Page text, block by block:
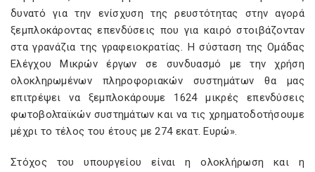
δυνατό για την ενίσχυση της ρευστότητας στην αγορά
ξεμπλοκάροντας επενδύσεις που για καιρό στοιβάζονταν
στα γρανάζια της γραφειοκρατίας. Η σύσταση της Ομάδας
Ελέγχου Μικρών έργων σε συνδυασμό με την χρήση
ολοκληρωμένων πληροφοριακών συστημάτων θα μας
επιτρέψει να ξεμπλοκάρουμε 1624 μικρές επενδύσεις
φωτοβολταϊκών συστημάτων και να τις χρηματοδοτήσουμε
μέχρι το τέλος του έτους με 274 εκατ. Ευρώ».
Στόχος του υπουργείου είναι η ολοκλήρωση και η